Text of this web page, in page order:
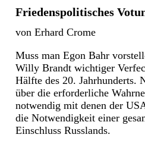
Friedenspolitisches
von Erhard Crome
Muss man Egon Bahr
Willy Brandt wichtiger
Hälfte des 20. Jahrhunderts.
über die erforderliche
notwendig mit denen der
die Notwendigkeit einer
Einschluss Russlands.